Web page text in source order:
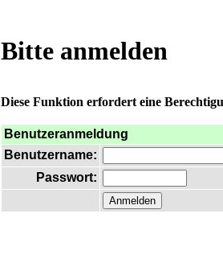
Bitte anmelden
Diese Funktion erfordert eine
Benutzeranmeldung
Benutzername:
Passwort: